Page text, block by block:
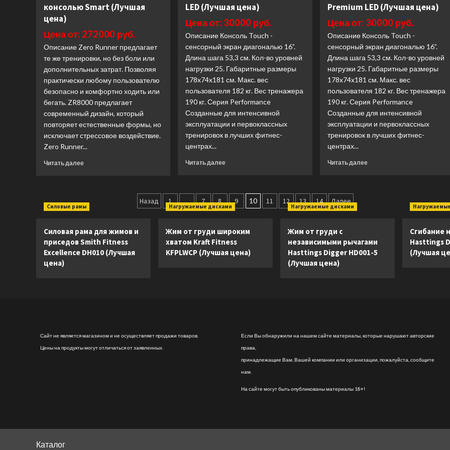
(домашний)
E50XUR
цена)
XE295
(Лучшая
цена)
консолью Smart (Лучшая
цена)
Цена от: 272000 руб.
Описание Zero Runner предлагает
те же тренировки, но без боли или
дополнительных затрат. Позволяя
практически любому пользователю
безопасно и комфортно ходить или
бегать. ZR8000 предлагает
современный дизайн, который
повторяет естественные формы, но
исключает стрессовое воздействие.
Zero Runner...
Читать далееПрочитать
Octane
Runner
ZR8000
консолью
LED (Лучшая цена)
Цена от: 30000 руб.
Описание Консоль Touch -
сенсорный экран диагональю 16”.
Длина шага 53,3 см. Кол-во уровней
нагрузки 25. Габаритные размеры
178x74x181 см. Макс. вес
пользователя 182 кг. Вес тренажера
190 кг. Серия Performance
Созданные для интенсивной
эксплуатации и первоклассных
тренировок в лучших фитнес-
центрах...
Читать далееПрочитать
тренажер
Matrix
LED
(Лучшая
цена)
Premium LED (Лучшая цена)
Цена от: 30000 руб.
Описание Консоль Touch -
сенсорный экран диагональю 16”.
Длина шага 53,3 см. Кол-во уровней
нагрузки 25. Габаритные размеры
178x74x181 см. Макс. вес
пользователя 182 кг. Вес тренажера
190 кг. Серия Performance
Созданные для интенсивной
эксплуатации и первоклассных
тренировок в лучших фитнес-
центрах...
Читать далееПрочитать
LED
(Лучшая
Пагинация
записей
Назад 1 … 7 8 9 10 11 12 13 14 Далее
Силовые рамы
Силовая рама для жимов и
приседов Smith Fitness
Excellence DH010 (Лучшая
цена)
Нагружаемые дисками
Жим от груди широким
хватом Kraft Fitness
KFPLWCP (Лучшая цена)
Нагружаемые дисками
Жим от груди с
независимыми рычагами
Hasttings Digger HD001-5
(Лучшая цена)
Сгибание
Hasttings
(Лучшая
Сайт не является магазином и не осуществляет продажи товаров.
Цены на продукты могут отличаться от заявленных.
Если Вы обнаружили на нашем сайте материалы, которые нарушают авторские
права,
принадлежащие Вам, Вашей компании или организации, пожалуйста, сообщите
нам.
На сайте могут быть опубликованы материалы 18+!
Каталог